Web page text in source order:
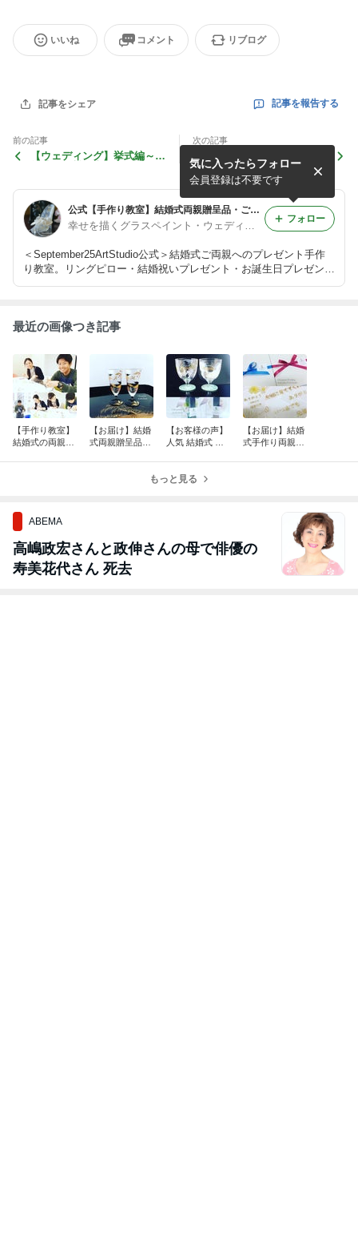
いいね コメント リブログ
記事をシェア 記事を報告する
前の記事
【ウェディング】挙式編～人
次の記事
【ウェディング】挙式編～水
合わせの儀式～
公式【手作り教室】結婚式両親贈呈品・ご両親へのプレゼント・リングピロー・結婚祝い・お誕生日プレゼント・母の日ギフト・還暦祝い
幸せを描くグラスペイント・ウェディング
＜September25ArtStudio公式＞結婚式ご両親へのプレゼント手作
り教室。リングピロー・結婚祝いプレゼント・お誕生日プレゼン
気に入ったらフォロー
会員登録は不要です
フォロー
最近の画像つき記事
【手作り教室】
結婚式の両親贈
【お届け】結婚
式両親贈呈品
【お客様の声】
人気 結婚式 両
「ブドウ＆バラ
【お届け】結婚
式手作り両親贈
もっと見る
ABEMA
高嶋政宏さんと政伸さんの母で俳優の
寿美花代さん 死去